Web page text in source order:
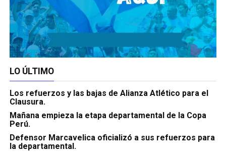
LO ÚLTIMO
Los refuerzos y las bajas de Alianza Atlético para el
Clausura.
Mañana empieza la etapa departamental de la Copa
Perú.
Defensor Marcavelica oficializó a sus refuerzos para
la departamental.